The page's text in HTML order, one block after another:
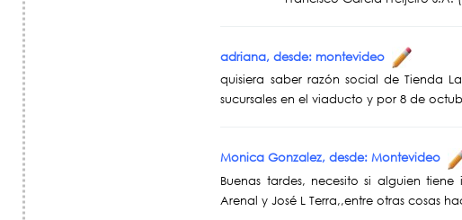
adriana, desde: montevideo
quisiera saber razón social de Tienda
sucursales en el viaducto y por 8 de
Monica Gonzalez, desde: Montevideo
Buenas tardes, necesito si alguien
Arenal y José L Terra,,entre otras cosas